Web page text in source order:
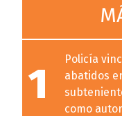
1
Policía
abatidos
como